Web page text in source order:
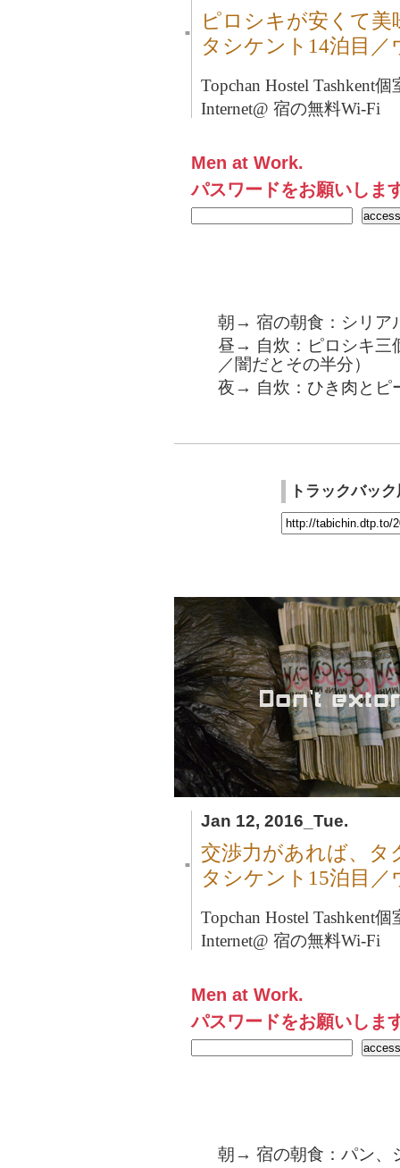
■
ピロシキが安くて美
タシケント14泊目
Topchan Hostel Tashkent個
Internet@ 宿の無料Wi-Fi
Men at Work.
パスワードをお願いしま
朝→ 宿の朝食：シリア
昼→ 自炊：ピロシキ三
／闇だとその半分）
夜→ 自炊：ひき肉とピ
トラックバッ
Jan 12, 2016_Tue.
■
交渉力があれば、タ
タシケント15泊目
Topchan Hostel Tashkent個
Internet@ 宿の無料Wi-Fi
Men at Work.
パスワードをお願いしま
朝→ 宿の朝食：パン、